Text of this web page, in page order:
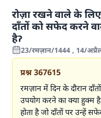
रोज़ा रखने वाले के
दाँतों को सफेद करने
हैॽ
23/रमज़ान/1444 , 14/
प्रश्न367615
रमज़ान में दिन के दौरान
उपयोग करने का क्या हुक्म
होता है जो दाँतों पर उन्हें